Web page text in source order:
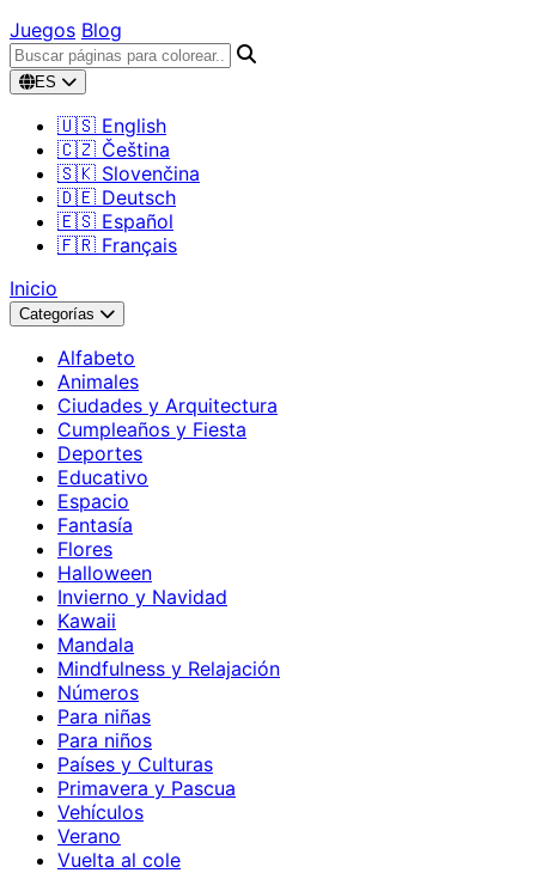
Juegos Blog
ES
🇺🇸 English
🇨🇿 Čeština
🇸🇰 Slovenčina
🇩🇪 Deutsch
🇪🇸 Español
🇫🇷 Français
Inicio
Categorías
Alfabeto
Animales
Ciudades y Arquitectura
Cumpleaños y Fiesta
Deportes
Educativo
Espacio
Fantasía
Flores
Halloween
Invierno y Navidad
Kawaii
Mandala
Mindfulness y Relajación
Números
Para niñas
Para niños
Países y Culturas
Primavera y Pascua
Vehículos
Verano
Vuelta al cole